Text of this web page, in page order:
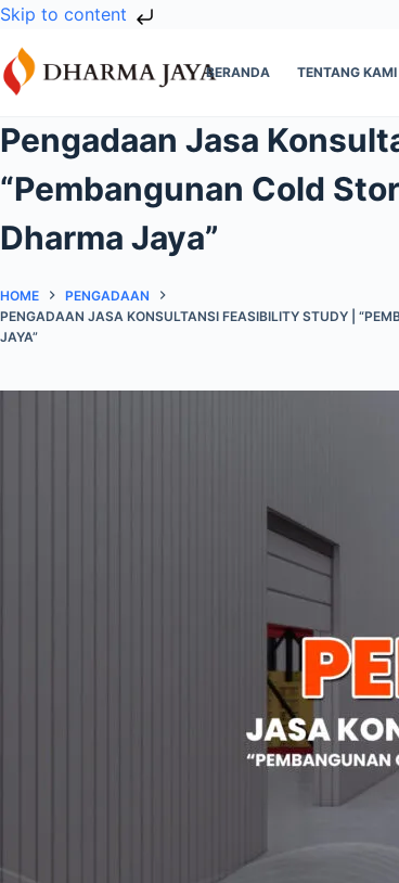
Skip to content
Skip
to
content
BERANDA TENTANG KAMI
Pengadaan Jasa
“Pembangunan Cold
Dharma Jaya”
HOME
PENGADAAN
PENGADAAN JASA KONSULTANSI FEASIBILITY STUDY |
JAYA”